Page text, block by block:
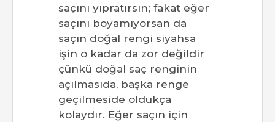
saçını yıpratırsın; fakat eğer
saçını boyamıyorsan da
saçın doğal rengi siyahsa
işin o kadar da zor değildir
çünkü doğal saç renginin
açılmasıda, başka renge
geçilmeside oldukça
kolaydır. Eğer saçın için